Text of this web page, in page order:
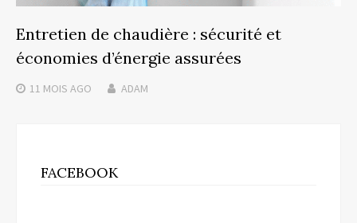
Entretien de chaudière : sécurité et
économies d’énergie assurées
11 MOIS AGO ADAM
FACEBOOK